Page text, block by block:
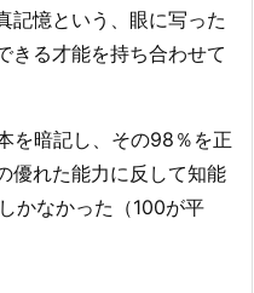
記憶という、眼に写った
きる才能を持ち合わせて
を暗記し、その98％を正
優れた能力に反して知能
かなかった（100が平